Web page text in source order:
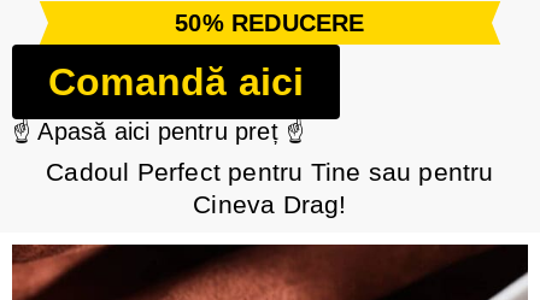
Cadoul Perfect pentru Tine sau pentru
Cineva Drag!
50% REDUCERE
Comandă aici
☝️ Apasă aici pentru preț ☝️